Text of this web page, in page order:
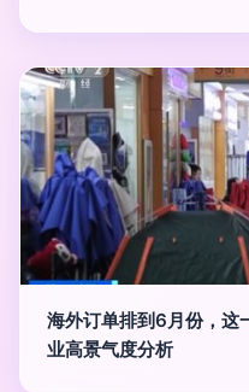
海外订单排到6月份，
业高景气度分析